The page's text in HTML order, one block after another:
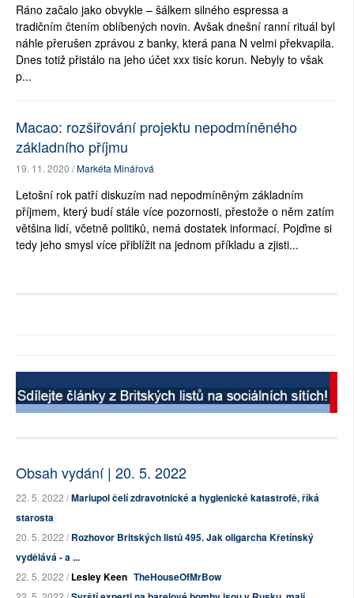
Ráno začalo jako obvykle – šálkem silného espressa a
tradičním čtením oblíbených novin. Avšak dnešní ranní rituál byl
náhle přerušen zprávou z banky, která pana N velmi překvapila.
Dnes totiž přistálo na jeho účet xxx tisíc korun. Nebyly to však
p...
Macao: rozšiřování projektu nepodmíněného
základního příjmu
19. 11. 2020 /Markéta Minářová
Letošní rok patří diskuzím nad nepodmíněným základním
příjmem, který budí stále více pozornosti, přestože o něm zatím
většina lidí, včetně politiků, nemá dostatek informací. Pojďme si
tedy jeho smysl více přiblížit na jednom příkladu a zjisti...
Obsah vydání | 20. 5. 2022
22. 5. 2022 /Mariupol čelí zdravotnické a hygienické katastrofě, říká
starosta
20. 5. 2022 /Rozhovor Britských listů 495. Jak oligarcha Křetínský
vydělává - a ...
22. 5. 2022 /Lesley Keen TheHouseOfMrBow